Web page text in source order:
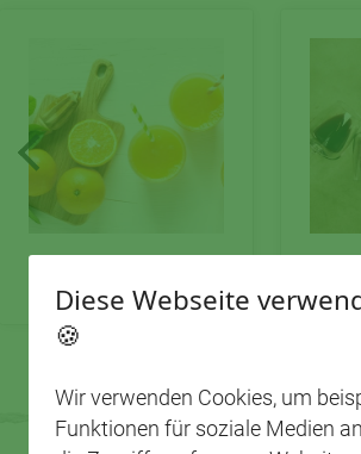
Diese Webseite
🍪
Wir verwenden Cookies, um
Funktionen für soziale Medien